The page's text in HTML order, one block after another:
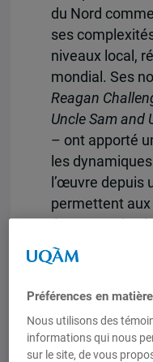
du Nord
ses
niveaux local,
mondial. Ses
Reagan
Uncle Sam and
– ont apporté
les
l’œuvre depuis
permettent
puissance
Nord sous
plan
Préférences en
Nous utilisons des
informations qui nous
sur le site, de vous